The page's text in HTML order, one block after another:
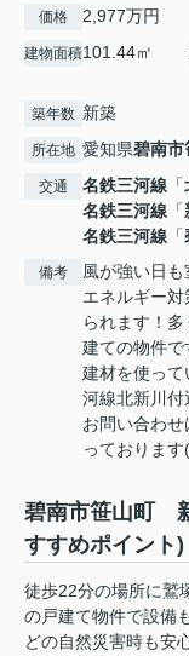
価格 2,977万円
建物面積101.44㎡
築年数 新築
所在地 愛知県碧南市
交通 名鉄三河線 「
名鉄三河線 「
名鉄三河線 「
備考
風が強い日
エネルギー
られます！
建ての物件
建材を使っ
河線北新川付
お問い合わ
っております
碧南市笹山町
すすめポイント)
徒歩22分の場所に鷲
の戸建て物件で設備
どの自然災害時も安